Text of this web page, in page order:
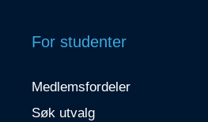
For studenter
Medlemsfordeler
Søk utvalg